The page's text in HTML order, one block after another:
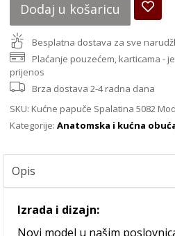
Dodaj u košaricu
Besplatna dostava za sve
Plaćanje pouzećem, karticama -
prijenos
Brza dostava 2-4 radna dana
SKU: Kućne papuče Spalatina 5082
Kategorije:Anatomska i kućna
Izrada i dizajn:
Novi model u našim